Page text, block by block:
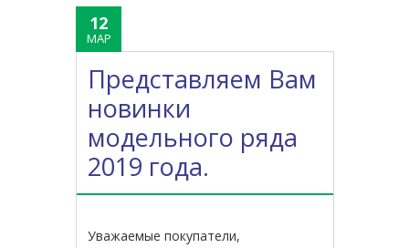
12
МАР
Представляем Вам
новинки
модельного ряда
2019 года.
Уважаемые покупатели,